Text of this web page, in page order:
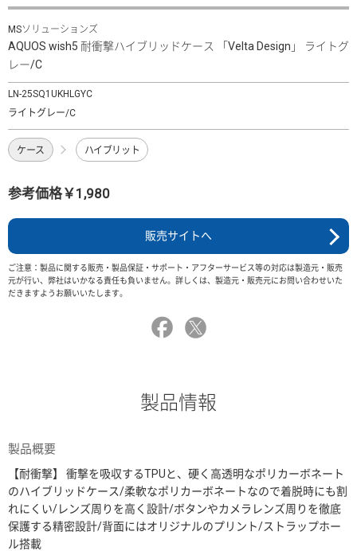
MSソリューションズ
AQUOS wish5 耐衝撃ハイブリッドケース 「Velta Design」 ライトグ
レー/C
LN-25SQ1UKHLGYC
ライトグレー/C
ケース ハイブリット
参考価格￥1,980
販売サイトへ
ご注意：製品に関する販売・製品保証・サポート・アフターサービス等の対応は製造元・販売
元が行い、弊社はいかなる責任も負いません。詳しくは、製造元・販売元にお問い合わせいた
だきますようお願いいたします。
製品情報
製品概要
【耐衝撃】 衝撃を吸収するTPUと、硬く高透明なポリカーボネート
のハイブリッドケース/柔軟なポリカーボネートなので着脱時にも割
れにくい/レンズ周りを高く設計/ボタンやカメラレンズ周りを徹底
保護する精密設計/背面にはオリジナルのプリント/ストラップホー
ル搭載